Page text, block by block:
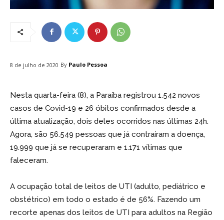
8 de julho de 2020 By Paulo Pessoa
Nesta quarta-feira (8), a Paraíba registrou 1.542 novos
casos de Covid-19 e 26 óbitos confirmados desde a
última atualização, dois deles ocorridos nas últimas 24h.
Agora, são 56.549 pessoas que já contraíram a doença,
19.999 que já se recuperaram e 1.171 vítimas que
faleceram.
A ocupação total de leitos de UTI (adulto, pediátrico e
obstétrico) em todo o estado é de 56%. Fazendo um
recorte apenas dos leitos de UTI para adultos na Região